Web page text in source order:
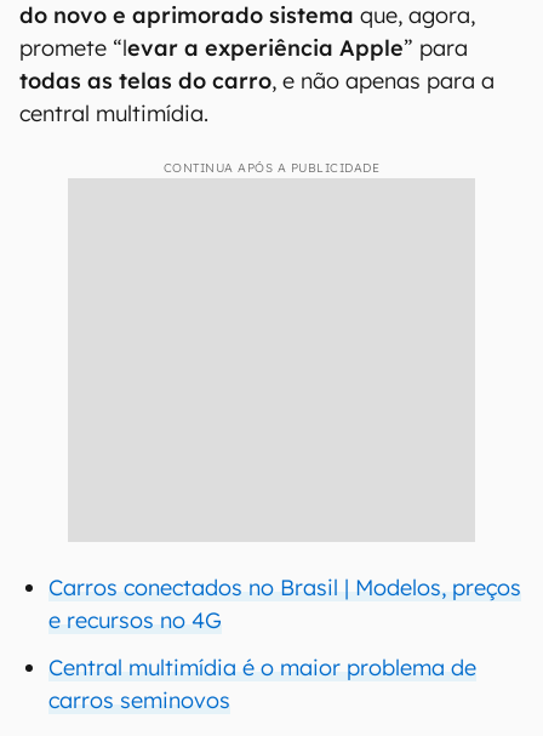
do novo e aprimorado sistema que, agora,
promete “levar a experiência Apple” para
todas as telas do carro, e não apenas para a
central multimídia.
CONTINUA APÓS A PUBLICIDADE
Carros conectados no Brasil | Modelos, preços
e recursos no 4G
Central multimídia é o maior problema de
carros seminovos